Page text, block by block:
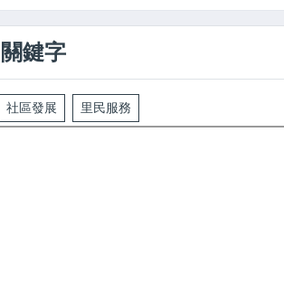
關鍵字
社區發展 里民服務